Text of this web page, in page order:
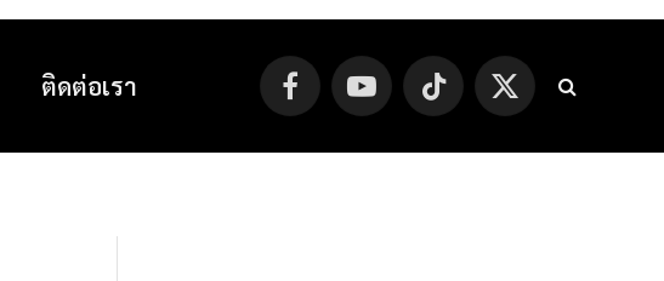
ติดต่อเรา FacebookYouTube TikTok
X
(Twitter)